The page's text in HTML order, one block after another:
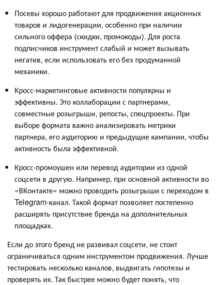
Посевы хорошо работают для продвижения акционных
товаров и лидогенерации, особенно при наличии
сильного оффера (скидки, промокоды). Для роста
подписчиков инструмент слабый и может вызывать
негатив, если использовать его без продуманной
механики.
Кросс-маркетинговые активности популярны и
эффективны. Это коллаборации с партнерами,
совместные розыгрыши, репосты, спецпроекты. При
выборе формата важно анализировать метрики
партнера, его аудиторию и предыдущие кампании, чтобы
активность была эффективной.
Кросс-промоушен или перевод аудитории из одной
соцсети в другую. Например, при основной активности во
«ВКонтакте» можно проводить розыгрыши с переходом в
Telegram-канал. Такой формат позволяет постепенно
расширять присутствие бренда на дополнительных
площадках.
Если до этого бренд не развивал соцсети, не стоит
ограничиваться одним инструментом продвижения. Лучше
тестировать несколько каналов, выдвигать гипотезы и
проверять их. Так быстрее можно будет понять, что